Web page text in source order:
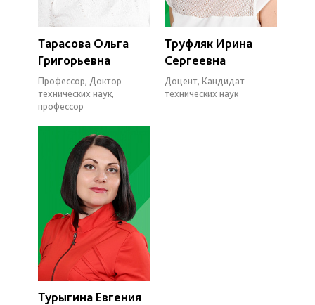
Тарасова Ольга
Григорьевна
Профессор, Доктор
технических наук,
профессор
Труфляк Ирина
Сергеевна
Доцент, Кандидат
технических наук
Турыгина Евгения